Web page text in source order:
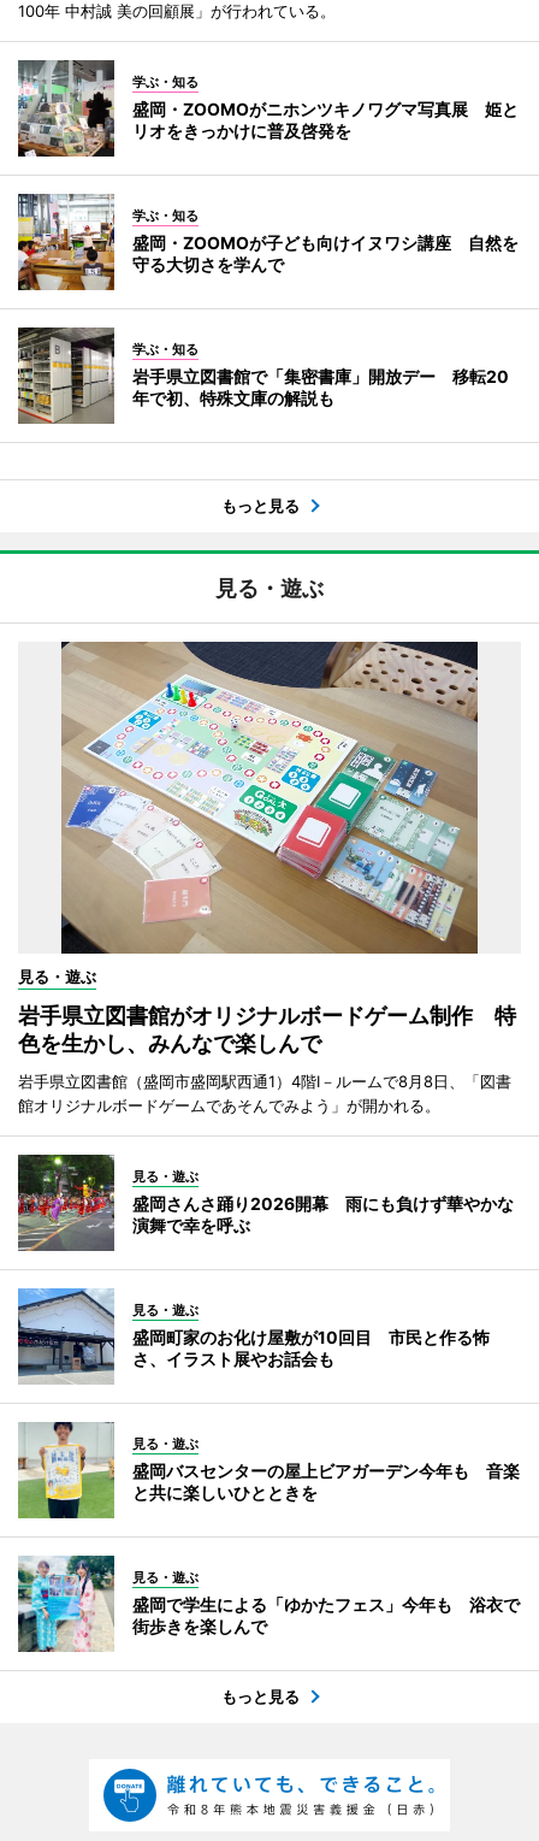
100年 中村誠 美の回顧展」が行われている。
学ぶ・知る
盛岡・ZOOMOがニホンツキノワグマ写真展 姫と
リオをきっかけに普及啓発を
学ぶ・知る
盛岡・ZOOMOが子ども向けイヌワシ講座 自然を
守る大切さを学んで
学ぶ・知る
岩手県立図書館で「集密書庫」開放デー 移転20
年で初、特殊文庫の解説も
もっと見る
見る・遊ぶ
見る・遊ぶ
岩手県立図書館がオリジナルボードゲーム制作 特
色を生かし、みんなで楽しんで
岩手県立図書館（盛岡市盛岡駅西通1）4階I－ルームで8月8日、「図書
館オリジナルボードゲームであそんでみよう」が開かれる。
見る・遊ぶ
盛岡さんさ踊り2026開幕 雨にも負けず華やかな
演舞で幸を呼ぶ
見る・遊ぶ
盛岡町家のお化け屋敷が10回目 市民と作る怖
さ、イラスト展やお話会も
見る・遊ぶ
盛岡バスセンターの屋上ビアガーデン今年も 音楽
と共に楽しいひとときを
見る・遊ぶ
盛岡で学生による「ゆかたフェス」今年も 浴衣で
街歩きを楽しんで
もっと見る